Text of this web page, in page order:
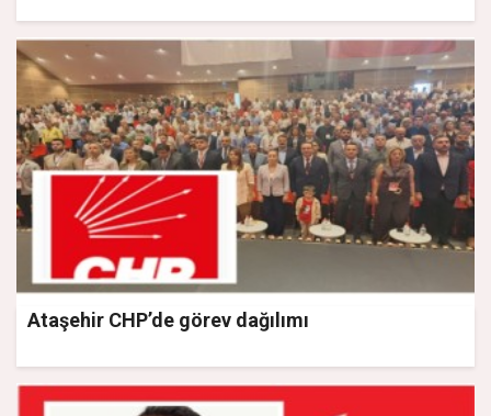
Ataşehir CHP’de görev dağılımı